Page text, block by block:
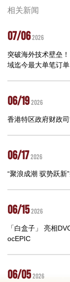
相关新闻
07/062026
突破海外技术壁垒
域迄今最大单笔订单
06/192026
香港特区政府财政
06/172026
“聚浪成潮 驭势跃
06/152026
「白盒子」 亮相
ocEPIC
06/052026